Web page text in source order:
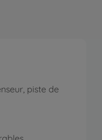
piste de